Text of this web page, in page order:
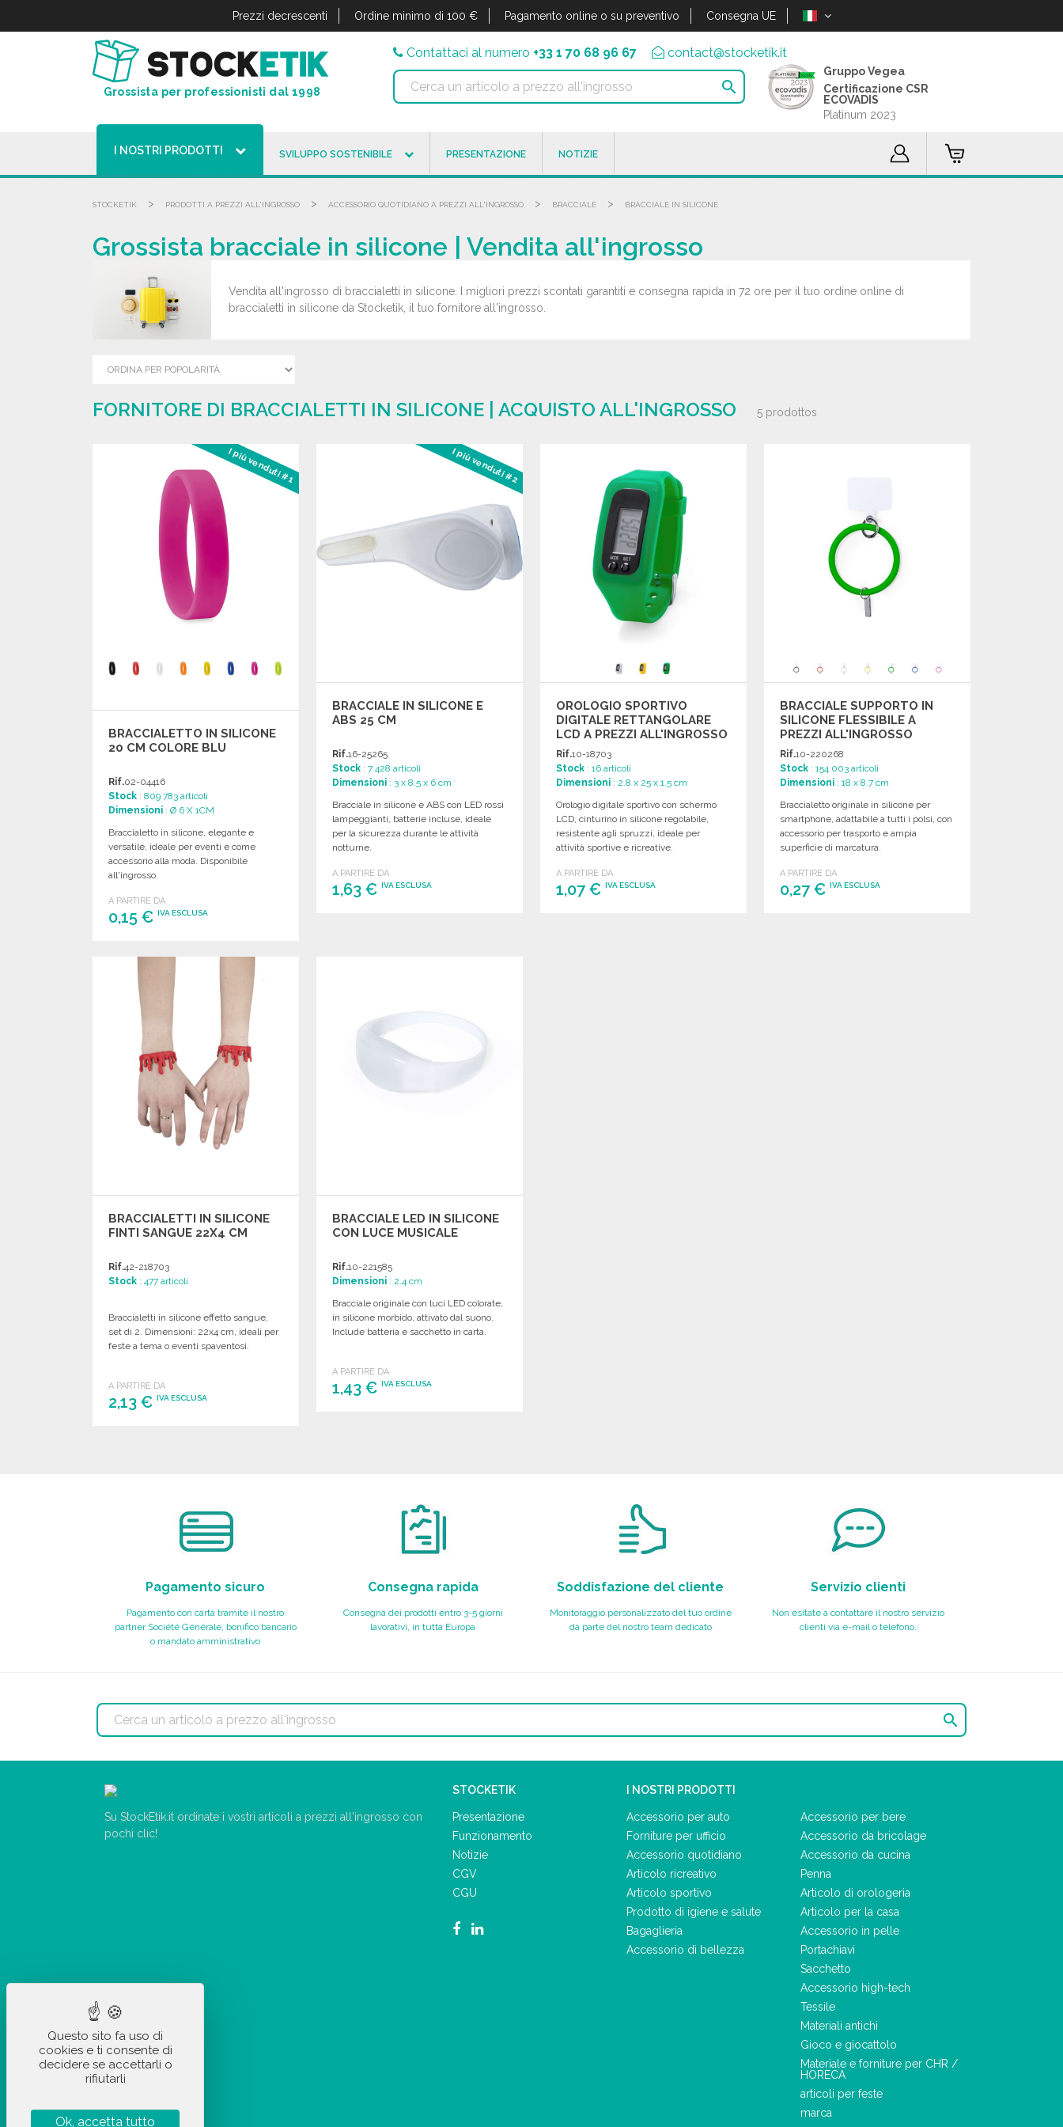
Prezzi decrescenti Ordine minimo di 100 € Pagamento online o su preventivo Consegna UE
Grossista per professionisti dal 1998
Contattaci al numero +33 1 70 68 96 67 contact@stocketik.it

Gruppo Vegea
Certificazione CSR
ECOVADIS
Platinum 2023
I NOSTRI PRODOTTI SVILUPPO SOSTENIBILE PRESENTAZIONE NOTIZIE
STOCKETIK > PRODOTTI A PREZZI ALL'INGROSSO > ACCESSORIO QUOTIDIANO A PREZZI ALL'INGROSSO > BRACCIALE > BRACCIALE IN SILICONE
Grossista bracciale in silicone | Vendita all'ingrosso
Vendita all'ingrosso di braccialetti in silicone. I migliori prezzi scontati garantiti e consegna rapida in 72 ore per il tuo ordine online di
braccialetti in silicone da Stocketik, il tuo fornitore all'ingrosso.
FORNITORE DI BRACCIALETTI IN SILICONE | ACQUISTO ALL'INGROSSO 5 prodottos
I più venduti #1
BRACCIALETTO IN SILICONE
20 CM COLORE BLU
Rif.02-04416
Stock : 809 783 articoli
Dimensioni : Ø 6 X 1CM
Braccialetto in silicone, elegante e
versatile, ideale per eventi e come
accessorio alla moda. Disponibile
all'ingrosso.
A PARTIRE DA
0,15 € IVA ESCLUSA
Richiedi un preventivo
I più venduti #2
BRACCIALE IN SILICONE E
ABS 25 CM
Rif.16-25265
Stock : 7 428 articoli
Dimensioni : 3 x 8.5 x 6 cm
Bracciale in silicone e ABS con LED rossi
lampeggianti, batterie incluse, ideale
per la sicurezza durante le attività
notturne.
A PARTIRE DA
1,63 €IVA ESCLUSA
OROLOGIO SPORTIVO
DIGITALE RETTANGOLARE
LCD A PREZZI ALL'INGROSSO
Rif.10-18703
Stock : 16 articoli
Dimensioni : 2.8 x 25 x 1.5 cm
Orologio digitale sportivo con schermo
LCD, cinturino in silicone regolabile,
resistente agli spruzzi, ideale per
attività sportive e ricreative.
A PARTIRE DA
1,07 €IVA ESCLUSA
BRACCIALE SUPPORTO IN
SILICONE FLESSIBILE A
PREZZI ALL'INGROSSO
Rif.10-220268
Stock : 154 003 articoli
Dimensioni : 18 x 8.7 cm
Braccialetto originale in silicone per
smartphone, adattabile a tutti i polsi, con
accessorio per trasporto e ampia
superficie di marcatura.
A PARTIRE DA
0,27 €IVA ESCLUSA
BRACCIALETTI IN SILICONE
FINTI SANGUE 22X4 CM
Rif.42-218703
Stock : 477 articoli
Braccialetti in silicone effetto sangue,
set di 2. Dimensioni: 22x4 cm, ideali per
feste a tema o eventi spaventosi.
A PARTIRE DA
2,13 € IVA ESCLUSA
BRACCIALE LED IN SILICONE
CON LUCE MUSICALE
Rif.10-221585
Dimensioni : 2.4 cm
Bracciale originale con luci LED colorate,
in silicone morbido, attivato dal suono.
Include batteria e sacchetto in carta.
A PARTIRE DA
1,43 €IVA ESCLUSA
Pagamento sicuro
Pagamento con carta tramite il nostro
partner Société Générale, bonifico bancario
o mandato amministrativo
Consegna rapida
Consegna dei prodotti entro 3-5 giorni
lavorativi, in tutta Europa
Soddisfazione del cliente
Monitoraggio personalizzato del tuo ordine
da parte del nostro team dedicato
Servizio clienti
Non esitate a contattare il nostro servizio
clienti via e-mail o telefono.

Su StockEtik.it ordinate i vostri articoli a prezzi all'ingrosso con
pochi clic!
STOCKETIK
Presentazione
Funzionamento
Notizie
CGV
CGU
I NOSTRI PRODOTTI
Accessorio per auto
Forniture per ufficio
Accessorio quotidiano
Articolo ricreativo
Articolo sportivo
Prodotto di igiene e salute
Bagaglieria
Accessorio di bellezza
Accessorio per bere
Accessorio da bricolage
Accessorio da cucina
Penna
Articolo di orologeria
Articolo per la casa
Accessorio in pelle
Portachiavi
Sacchetto
Accessorio high-tech
Tessile
Materiali antichi
Gioco e giocattolo
Materiale e forniture per CHR /
HORECA
articoli per feste
marca
Questo sito fa uso di
cookies e ti consente di
decidere se accettarli o
rifiutarli
Ok, accetta tutto